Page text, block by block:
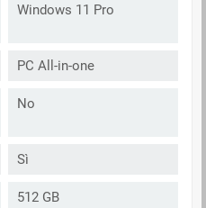
Windows 11 Pro
PC All-in-one
No
Sì
512 GB